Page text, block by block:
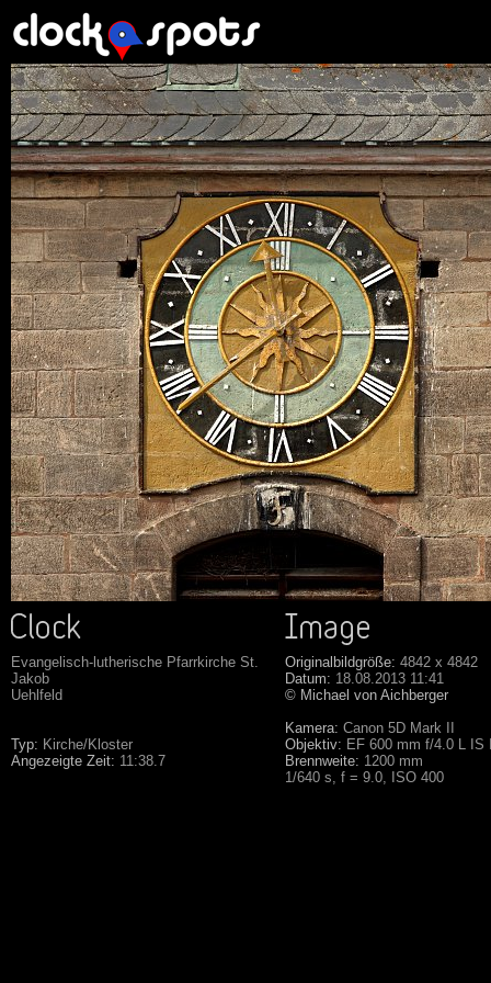
Evangelisch-lutherische Pfarrkirche St.
Jakob
Uehlfeld
Typ: Kirche/Kloster
Angezeigte Zeit: 11:38.7
Originalbildgröße: 4842 x 4842
Datum: 18.08.2013 11:41
© Michael von Aichberger
Kamera: Canon 5D Mark II
Objektiv: EF 600 mm f/4.0 L IS
Brennweite: 1200 mm
1/640 s, f = 9.0, ISO 400